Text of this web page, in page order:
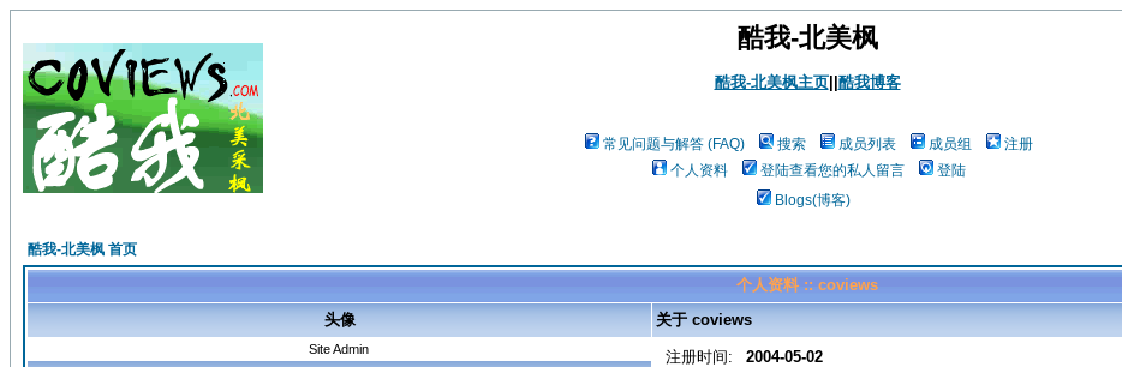
酷我-北美枫
酷我-北美枫主页|| 酷我博客
常见问题与解答 (FAQ) 搜索 成员列表 成员组
注册
个人资料
登陆查看您的私人留言
登陆
Blogs(博客)
酷我-北美枫 首页
个人资料 :: coviews
头像
关于 coviews
Site Admin 注册时间:
2004-05-02